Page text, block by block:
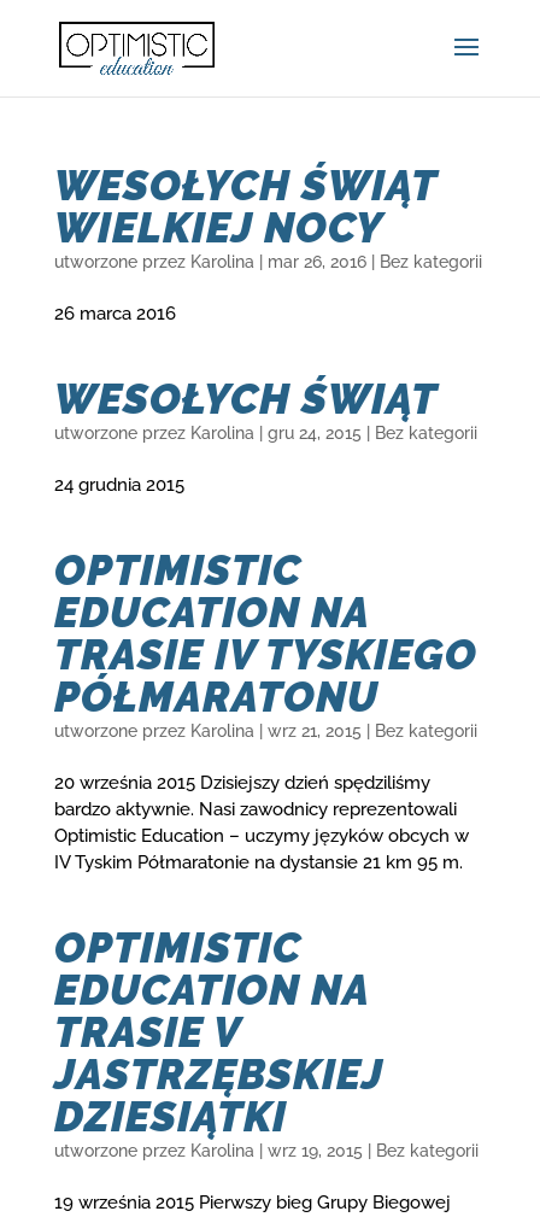
WESOŁYCH ŚWIĄT
WIELKIEJ NOCY
utworzone przez Karolina mar 26, 2016| Bez kategorii
26 marca 2016
WESOŁYCH ŚWIĄT
utworzone przez Karolina gru 24, 2015 Bez kategorii
24 grudnia 2015
OPTIMISTIC
EDUCATION NA
TRASIE IV TYSKIEGO
PÓŁMARATONU
utworzone przez Karolina wrz 21, 2015 Bez kategorii
20 września 2015 Dzisiejszy dzień spędziliśmy
bardzo aktywnie. Nasi zawodnicy reprezentowali
Optimistic Education – uczymy języków obcych w
IV Tyskim Półmaratonie na dystansie 21 km 95 m.
OPTIMISTIC
EDUCATION NA
TRASIE V
JASTRZĘBSKIEJ
DZIESIĄTKI
utworzone przez Karolina wrz 19, 2015 Bez kategorii
19 września 2015 Pierwszy bieg Grupy Biegowej